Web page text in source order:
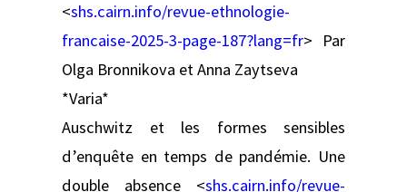
<shs.cairn.info/revue-ethnologie-
francaise-2025-3-page-187?lang=fr> Par
Olga Bronnikova et Anna Zaytseva
*Varia*
Auschwitz et les formes sensibles
d’enquête en temps de pandémie. Une
double absence <shs.cairn.info/revue-